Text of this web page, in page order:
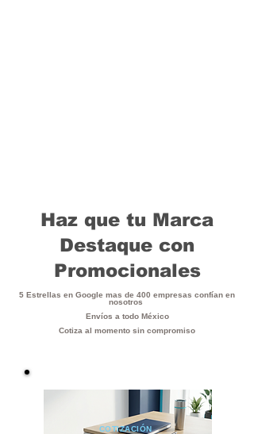
5 Estrellas en Google mas de 400 empresas confían en
nosotros
Envíos a todo México
Cotiza al momento sin compromiso
Haz que tu Marca
Destaque con
Promocionales
COTIZACIÓN